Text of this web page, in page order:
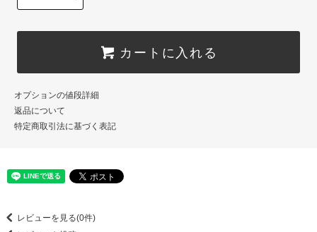
カートに入れる
オプションの値段詳細
返品について
特定商取引法に基づく表記
レビューを見る(0件)